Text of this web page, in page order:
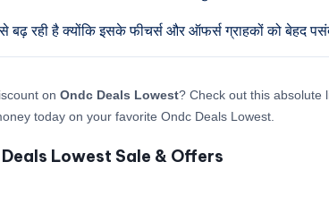
बढ़ रही है क्योंकि इसके फीचर्स और ऑफर्स ग्राहकों को बेहद
on Ondc Deals Lowest? Check out this absolute
today on your favorite Ondc Deals Lowest.
Lowest Sale & Offers